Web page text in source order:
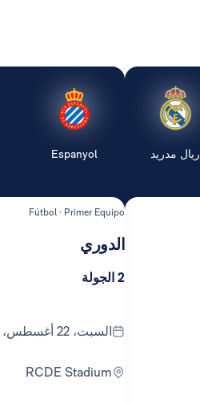
ريال مدريد Espanyol
Fútbol · Primer Equipo
الدوري
2 الجولة
السبت، 22 أغسطس، 9:30 م h
RCDE Stadium